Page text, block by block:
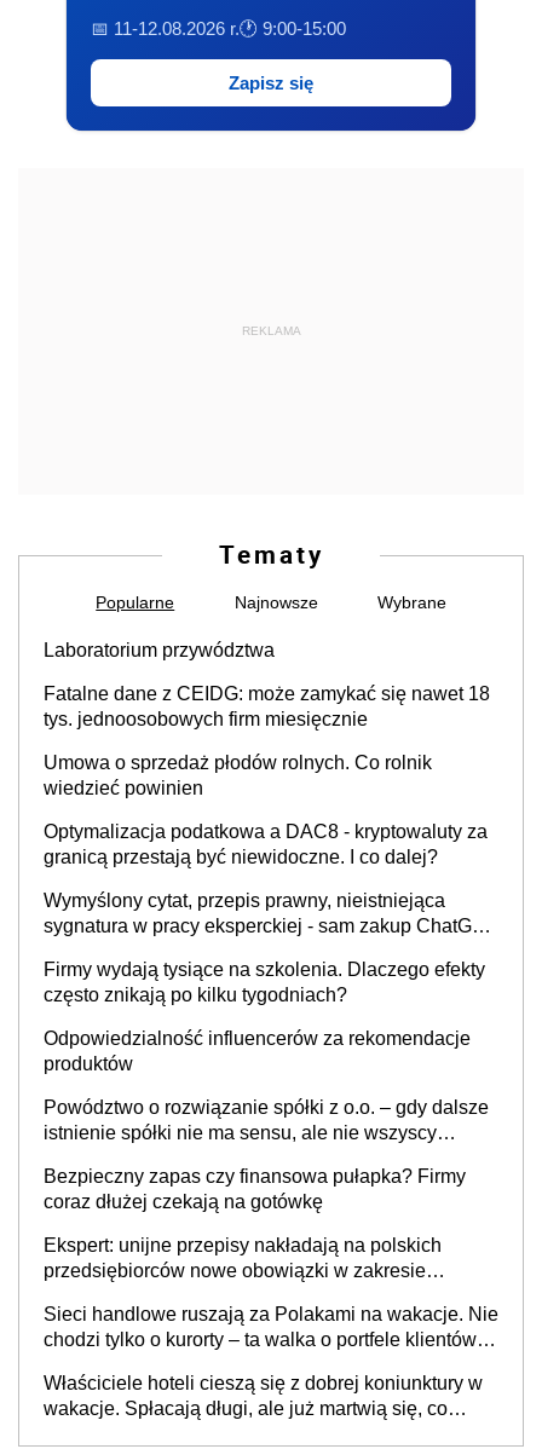
📅 11-12.08.2026 r.🕐 9:00-15:00
Zapisz się
REKLAMA
Tematy
Popularne Najnowsze Wybrane
Laboratorium przywództwa
Fatalne dane z CEIDG: może zamykać się nawet 18
tys. jednoosobowych firm miesięcznie
Umowa o sprzedaż płodów rolnych. Co rolnik
wiedzieć powinien
Optymalizacja podatkowa a DAC8 - kryptowaluty za
granicą przestają być niewidoczne. I co dalej?
Wymyślony cytat, przepis prawny, nieistniejąca
sygnatura w pracy eksperckiej - sam zakup ChatGPT
Firmy wydają tysiące na szkolenia. Dlaczego efekty
często znikają po kilku tygodniach?
Odpowiedzialność influencerów za rekomendacje
produktów
Powództwo o rozwiązanie spółki z o.o. – gdy dalsze
istnienie spółki nie ma sensu, ale nie wszyscy
Bezpieczny zapas czy finansowa pułapka? Firmy
coraz dłużej czekają na gotówkę
Ekspert: unijne przepisy nakładają na polskich
przedsiębiorców nowe obowiązki w zakresie
Sieci handlowe ruszają za Polakami na wakacje. Nie
chodzi tylko o kurorty – ta walka o portfele klientów
cichu
Właściciele hoteli cieszą się z dobrej koniunktury w
wakacje. Spłacają długi, ale już martwią się, co